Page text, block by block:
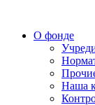
О фонде
Наша